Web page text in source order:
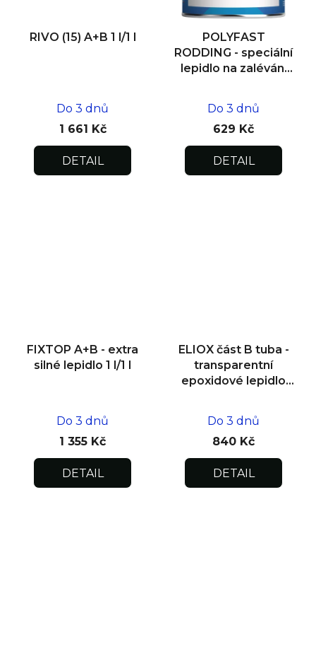
RIVO (15) A+B 1 l/1 l
Do 3 dnů
1 661 Kč
DETAIL
POLYFAST
RODDING - speciální
lepidlo na zalévání
Do 3 dnů
629 Kč
DETAIL
FIXTOP A+B - extra
silné lepidlo 1 l/1 l
Do 3 dnů
1 355 Kč
DETAIL
ELIOX část B tuba -
transparentní
epoxidové lepidlo
Do 3 dnů
840 Kč
DETAIL